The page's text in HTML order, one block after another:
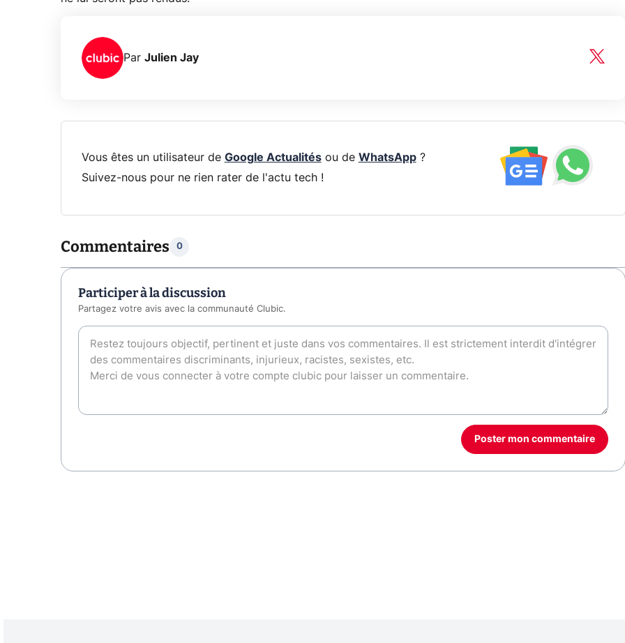
Par Julien Jay
Vous êtes un utilisateur de Google Actualitésou de WhatsApp?
Suivez-nous pour ne rien rater de l'actu tech !
Commentaires 0
Participer à la discussion
Partagez votre avis avec la communauté Clubic.
Poster mon commentaire